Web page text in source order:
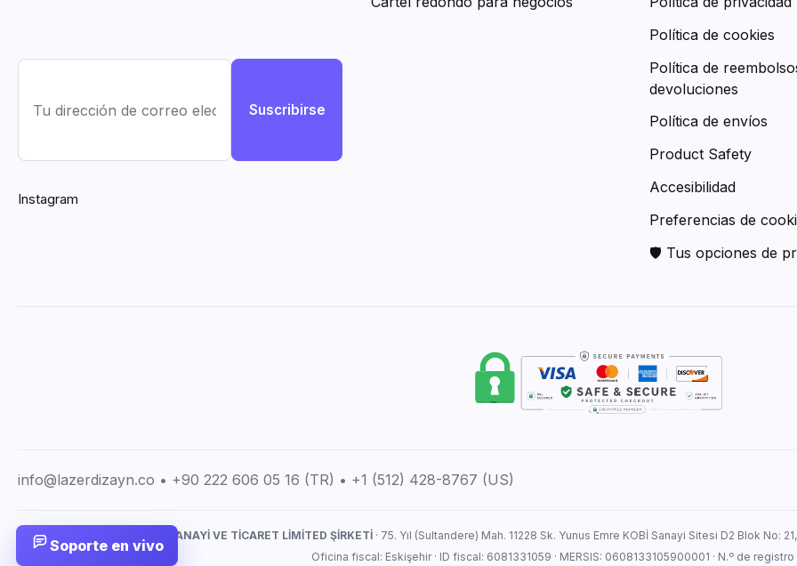
Suscribirse
Instagram
Política de cookies
Política de
devoluciones
Política de envíos
Product Safety
Accesibilidad
Preferencias de
🛡 Tus opciones de
info@lazerdizayn.co • +90 222 606 05 16 (TR) • +1 (512) 428-8767 (US)
LAZERDİZAYN İMALAT SANAYİ VE TİCARET LİMİTED ŞİRKETİ · 75. Yıl (Sultandere) Mah. 11228 Sk. Yunus Emre KOBİ Sanayi Sitesi D2 Blok No:
Oficina fiscal: Eskişehir · ID fiscal: 6081331059 · MERSIS: 0608133105900001 · N.º de
Soporte en vivo